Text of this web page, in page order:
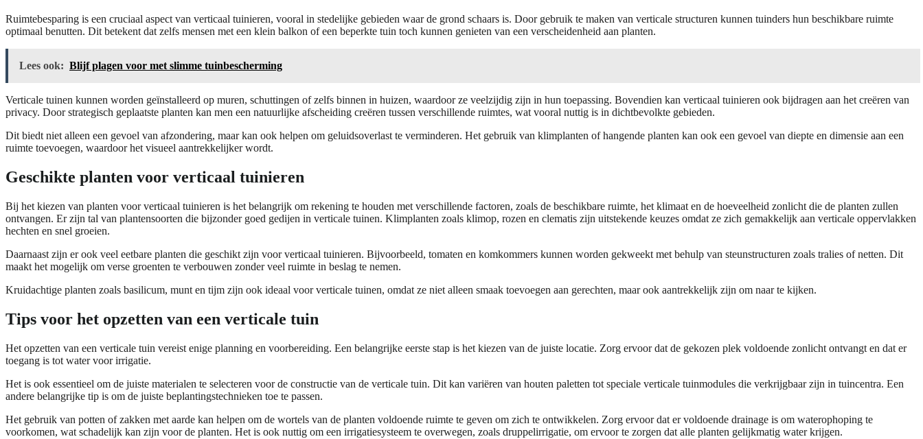
Ruimtebesparing is een cruciaal aspect van verticaal tuinieren, vooral in stedelijke gebieden waar de grond schaars is. Door gebruik te maken van verticale structuren kunnen tuinders hun beschikbare ruimte
optimaal benutten. Dit betekent dat zelfs mensen met een klein balkon of een beperkte tuin toch kunnen genieten van een verscheidenheid aan planten.
Lees ook: Blijf plagen voor met slimme tuinbescherming
Verticale tuinen kunnen worden geïnstalleerd op muren, schuttingen of zelfs binnen in huizen, waardoor ze veelzijdig zijn in hun toepassing. Bovendien kan verticaal tuinieren ook bijdragen aan het creëren van
privacy. Door strategisch geplaatste planten kan men een natuurlijke afscheiding creëren tussen verschillende ruimtes, wat vooral nuttig is in dichtbevolkte gebieden.
Dit biedt niet alleen een gevoel van afzondering, maar kan ook helpen om geluidsoverlast te verminderen. Het gebruik van klimplanten of hangende planten kan ook een gevoel van diepte en dimensie aan een
ruimte toevoegen, waardoor het visueel aantrekkelijker wordt.
Geschikte planten voor verticaal tuinieren
Bij het kiezen van planten voor verticaal tuinieren is het belangrijk om rekening te houden met verschillende factoren, zoals de beschikbare ruimte, het klimaat en de hoeveelheid zonlicht die de planten zullen
ontvangen. Er zijn tal van plantensoorten die bijzonder goed gedijen in verticale tuinen. Klimplanten zoals klimop, rozen en clematis zijn uitstekende keuzes omdat ze zich gemakkelijk aan verticale oppervlakken
hechten en snel groeien.
Daarnaast zijn er ook veel eetbare planten die geschikt zijn voor verticaal tuinieren. Bijvoorbeeld, tomaten en komkommers kunnen worden gekweekt met behulp van steunstructuren zoals tralies of netten. Dit
maakt het mogelijk om verse groenten te verbouwen zonder veel ruimte in beslag te nemen.
Kruidachtige planten zoals basilicum, munt en tijm zijn ook ideaal voor verticale tuinen, omdat ze niet alleen smaak toevoegen aan gerechten, maar ook aantrekkelijk zijn om naar te kijken.
Tips voor het opzetten van een verticale tuin
Het opzetten van een verticale tuin vereist enige planning en voorbereiding. Een belangrijke eerste stap is het kiezen van de juiste locatie. Zorg ervoor dat de gekozen plek voldoende zonlicht ontvangt en dat er
toegang is tot water voor irrigatie.
Het is ook essentieel om de juiste materialen te selecteren voor de constructie van de verticale tuin. Dit kan variëren van houten paletten tot speciale verticale tuinmodules die verkrijgbaar zijn in tuincentra. Een
andere belangrijke tip is om de juiste beplantingstechnieken toe te passen.
Het gebruik van potten of zakken met aarde kan helpen om de wortels van de planten voldoende ruimte te geven om zich te ontwikkelen. Zorg ervoor dat er voldoende drainage is om waterophoping te
voorkomen, wat schadelijk kan zijn voor de planten. Het is ook nuttig om een irrigatiesysteem te overwegen, zoals druppelirrigatie, om ervoor te zorgen dat alle planten gelijkmatig water krijgen.